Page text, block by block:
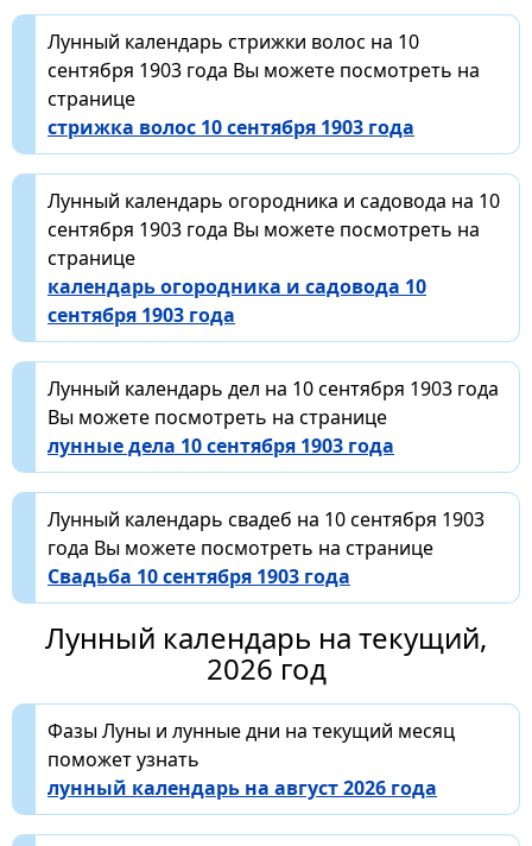
Лунный календарь стрижки волос на 10
сентября 1903 года Вы можете посмотреть на
странице
стрижка волос 10 сентября 1903 года
Лунный календарь огородника и садовода на 10
сентября 1903 года Вы можете посмотреть на
странице
календарь огородника и садовода 10
сентября 1903 года
Лунный календарь дел на 10 сентября 1903 года
Вы можете посмотреть на странице
лунные дела 10 сентября 1903 года
Лунный календарь свадеб на 10 сентября 1903
года Вы можете посмотреть на странице
Свадьба 10 сентября 1903 года
Лунный календарь на текущий,
2026 год
Фазы Луны и лунные дни на текущий месяц
поможет узнать
лунный календарь на август 2026 года